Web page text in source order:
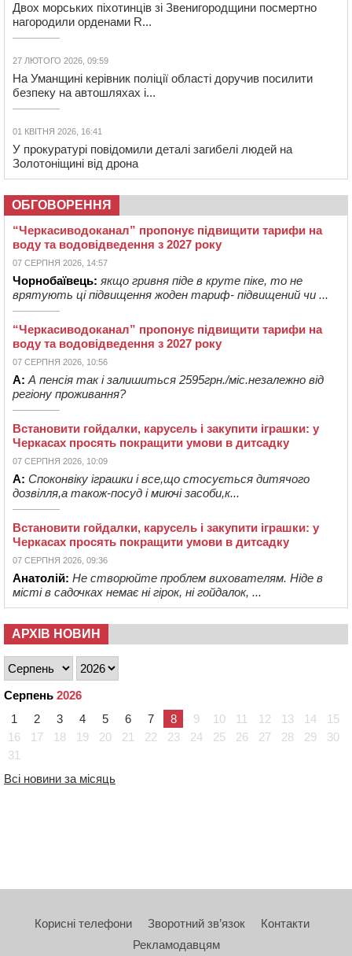
Двох морських піхотинців зі Звенигородщини посмертно
нагородили орденами R...
27 ЛЮТОГО 2026, 09:59
На Уманщині керівник поліції області доручив посилити
безпеку на автошляхах і...
01 КВІТНЯ 2026, 16:41
У прокуратурі повідомили деталі загибелі людей на
Золотоніщині від дрона
ОБГОВОРЕННЯ
“Черкасиводоканал” пропонує підвищити тарифи на
воду та водовідведення з 2027 року
07 СЕРПНЯ 2026, 14:57
Чорнобаївець: якщо гривня піде в круте піке, то не
врятують ці підвищення жоден тариф- підвищений чи ...
“Черкасиводоканал” пропонує підвищити тарифи на
воду та водовідведення з 2027 року
07 СЕРПНЯ 2026, 10:56
А: А пенсія так і залишиться 2595грн./міс.незалежно від
регіону проживання?
Встановити гойдалки, карусель і закупити іграшки: у
Черкасах просять покращити умови в дитсадку
07 СЕРПНЯ 2026, 10:09
А: Споконвіку іграшки і все,що стосується дитячого
дозвілля,а також-посуд і миючі засоби,к...
Встановити гойдалки, карусель і закупити іграшки: у
Черкасах просять покращити умови в дитсадку
07 СЕРПНЯ 2026, 09:36
Анатолій: Не створюйте проблем вихователям. Ніде в
місті в садочках немає ні гірок, ні гойдалок, ...
АРХІВ НОВИН
Серпень 2026
1
2 3 4 5 6 7 8 9 10 11 12 13 14
15
16
17 18 19 20 21 22 23 24 25 26 27 28 29
30
31
Всі новини за місяць
Корисні телефони Зворотний зв’язок
Контакти
Рекламодавцям